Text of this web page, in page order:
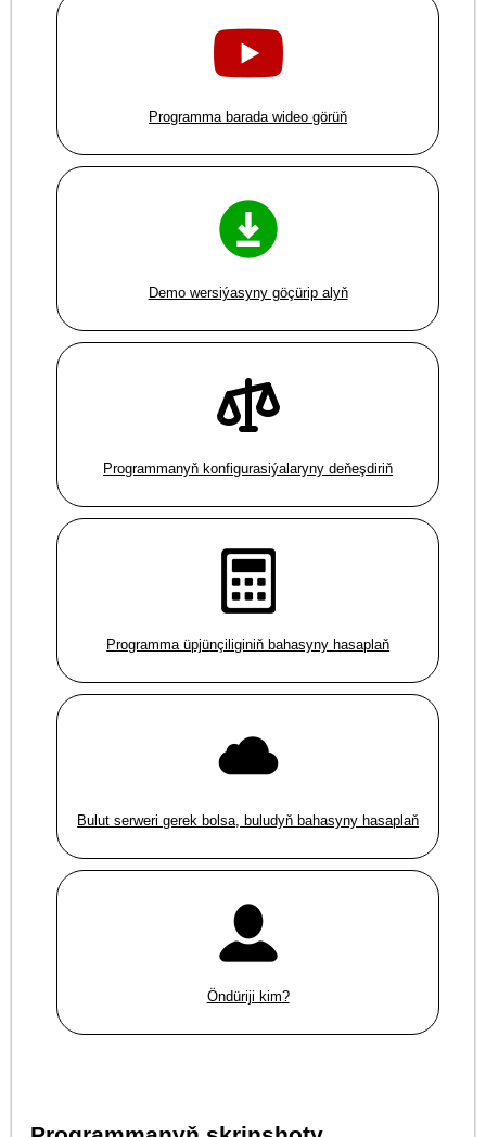
Programma barada wideo görüň
Demo wersiýasyny göçürip alyň
Programmanyň konfigurasiýalaryny deňeşdiriň
Programma üpjünçiliginiň bahasyny hasaplaň
Bulut serweri gerek bolsa, buludyň bahasyny hasaplaň
Öndüriji kim?